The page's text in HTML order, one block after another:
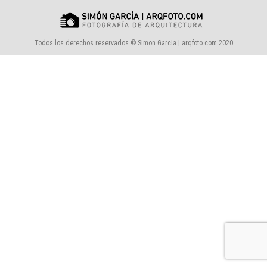
Todos los derechos reservados © Simon Garcia | arqfoto.com 2020